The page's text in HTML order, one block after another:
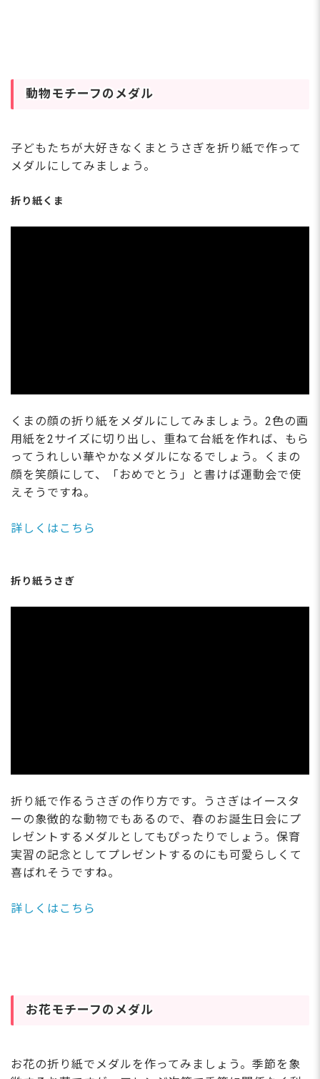
動物モチーフのメダル
子どもたちが大好きなくまとうさぎを折り紙で作って
メダルにしてみましょう。
折り紙くま
くまの顔の折り紙をメダルにしてみましょう。2色の画
用紙を2サイズに切り出し、重ねて台紙を作れば、もら
ってうれしい華やかなメダルになるでしょう。くまの
顔を笑顔にして、「おめでとう」と書けば運動会で使
えそうですね。
詳しくはこちら
折り紙うさぎ
折り紙で作るうさぎの作り方です。うさぎはイースタ
ーの象徴的な動物でもあるので、春のお誕生日会にプ
レゼントするメダルとしてもぴったりでしょう。保育
実習の記念としてプレゼントするのにも可愛らしくて
喜ばれそうですね。
詳しくはこちら
お花モチーフのメダル
お花の折り紙でメダルを作ってみましょう。季節を象